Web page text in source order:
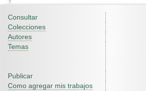
Consultar
Colecciones
Autores
Temas
Publicar
Como agregar mis trabajos